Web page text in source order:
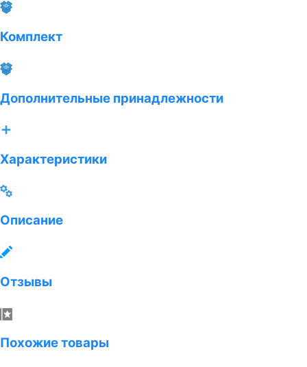
Комплект
Дополнительные принадлежности
Характеристики
Описание
Отзывы
Похожие товары